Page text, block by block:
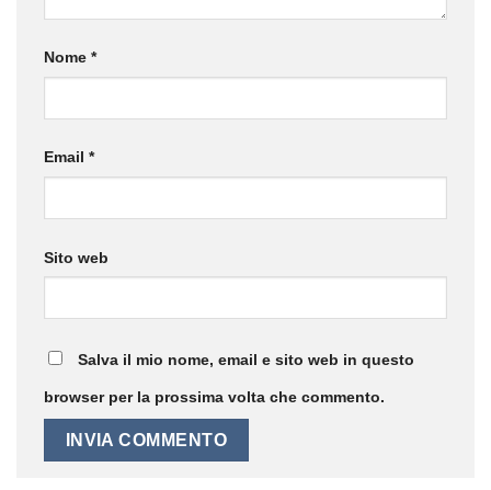
Nome *
Email *
Sito web
Salva il mio nome, email e sito web in questo
browser per la prossima volta che commento.